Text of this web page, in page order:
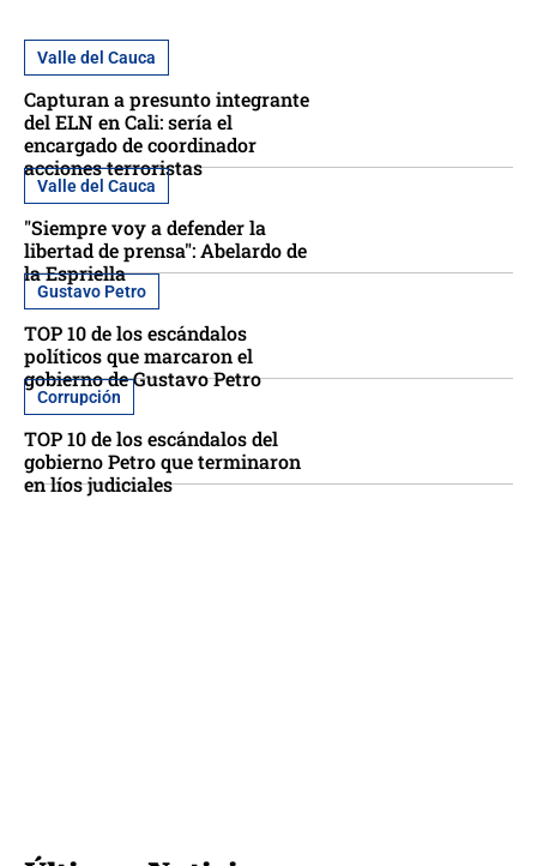
Valle del Cauca
Capturan a presunto integrante
del ELN en Cali: sería el
encargado de coordinador
acciones terroristas
Valle del Cauca
"Siempre voy a defender la
libertad de prensa": Abelardo de
la Espriella
Gustavo Petro
TOP 10 de los escándalos
políticos que marcaron el
gobierno de Gustavo Petro
Corrupción
TOP 10 de los escándalos del
gobierno Petro que terminaron
en líos judiciales